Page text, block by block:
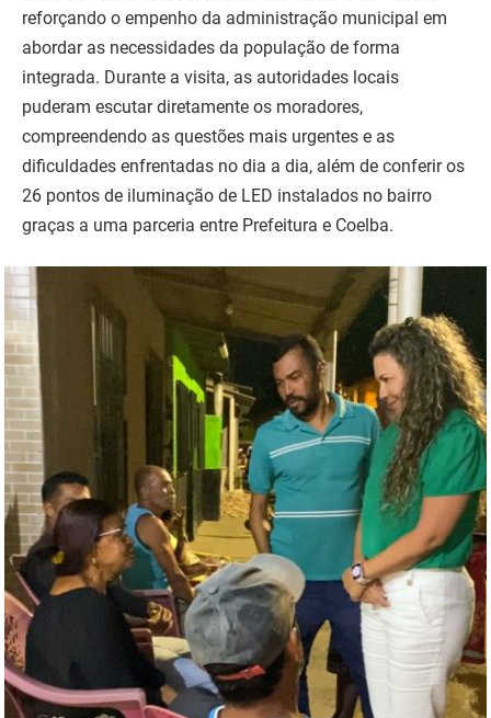
reforçando o empenho da administração municipal em
abordar as necessidades da população de forma
integrada. Durante a visita, as autoridades locais
puderam escutar diretamente os moradores,
compreendendo as questões mais urgentes e as
dificuldades enfrentadas no dia a dia, além de conferir os
26 pontos de iluminação de LED instalados no bairro
graças a uma parceria entre Prefeitura e Coelba.